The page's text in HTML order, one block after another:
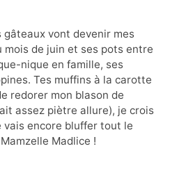
gâteaux vont devenir mes
mois de juin et ses pots entre
nique en famille, ses
Tes muffins à la carotte
redorer mon blason de
assez piètre allure), je crois
vais encore bluffer tout le
Madlice !